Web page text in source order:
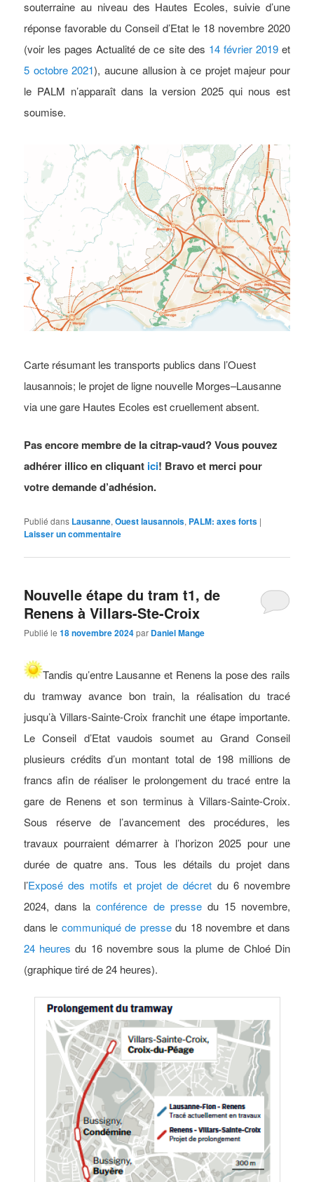
souterraine au niveau des Hautes Ecoles, suivie d’une
réponse favorable du Conseil d’Etat le 18 novembre 2020
(voir les pages Actualité de ce site des 14 février 2019et
5 octobre 2021), aucune allusion à ce projet majeur pour
le PALM n’apparaît dans la version 2025 qui nous est
soumise.
Carte résumant les transports publics dans l’Ouest
lausannois; le projet de ligne nouvelle Morges–Lausanne
via une gare Hautes Ecoles est cruellement absent.
Pas encore membre de la citrap-vaud? Vous pouvez
adhérer illico en cliquant ici! Bravo et merci pour
votre demande d’adhésion.
Publié dans Lausanne,Ouest lausannois, PALM: axes forts |
Laisser un commentaire
Nouvelle étape du tram t1, de
Renens à Villars-Ste-Croix
Publié le18 novembre 2024par Daniel Mange
Tandis qu’entre Lausanne et Renens la pose des rails
du tramway avance bon train, la réalisation du tracé
jusqu’à Villars-Sainte-Croix franchit une étape importante.
Le Conseil d’Etat vaudois soumet au Grand Conseil
plusieurs crédits d’un montant total de 198 millions de
francs afin de réaliser le prolongement du tracé entre la
gare de Renens et son terminus à Villars-Sainte-Croix.
Sous réserve de l’avancement des procédures, les
travaux pourraient démarrer à l’horizon 2025 pour une
durée de quatre ans. Tous les détails du projet dans
l’Exposé des motifs et projet de décret du 6 novembre
2024, dans laconférence de pressedu 15 novembre,
dans le communiqué de pressedu 18 novembre et dans
24 heures du 16 novembre sous la plume de Chloé Din
(graphique tiré de 24 heures).